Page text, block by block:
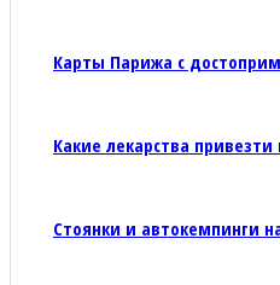
Карты Парижа с
Какие лекарства
Стоянки и автокемпинги